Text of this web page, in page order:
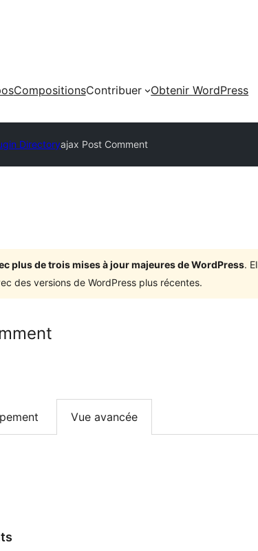
CompositionsContribuer
Obtenir WordPress
Directoryajax Post Comment
plus de trois mises à jour majeures de WordPress.
des versions de WordPress plus récentes.
Vue avancée